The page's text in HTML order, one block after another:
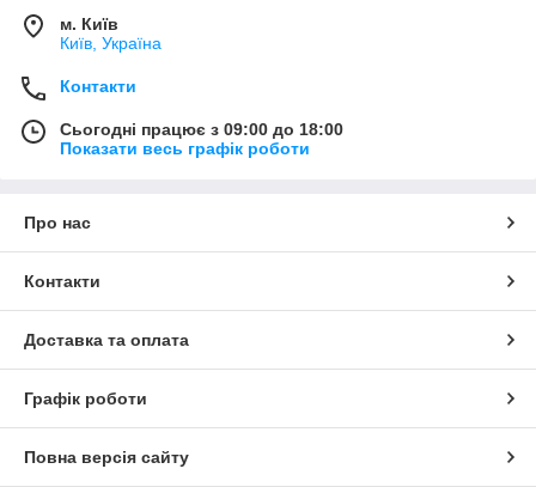
м. Київ
Київ, Україна
Контакти
Сьогодні працює з 09:00 до 18:00
Показати весь графік роботи
Про нас
Контакти
Доставка та оплата
Графік роботи
Повна версія сайту